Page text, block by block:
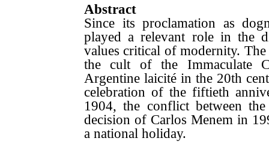
Abstract
Since its proclamation as
played a relevant role in the
values critical of modernity.
the cult of the Immaculate
Argentine laicité in the 20th
celebration of the fiftieth
1904, the conflict between
decision of Carlos Menem in
a national holiday.